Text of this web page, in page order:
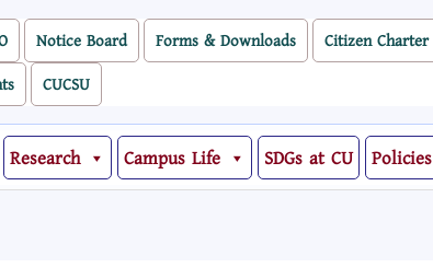
Notice Board Forms & Downloads Citizen Charter
CUCSU
Research Campus Life SDGs at CU Policies